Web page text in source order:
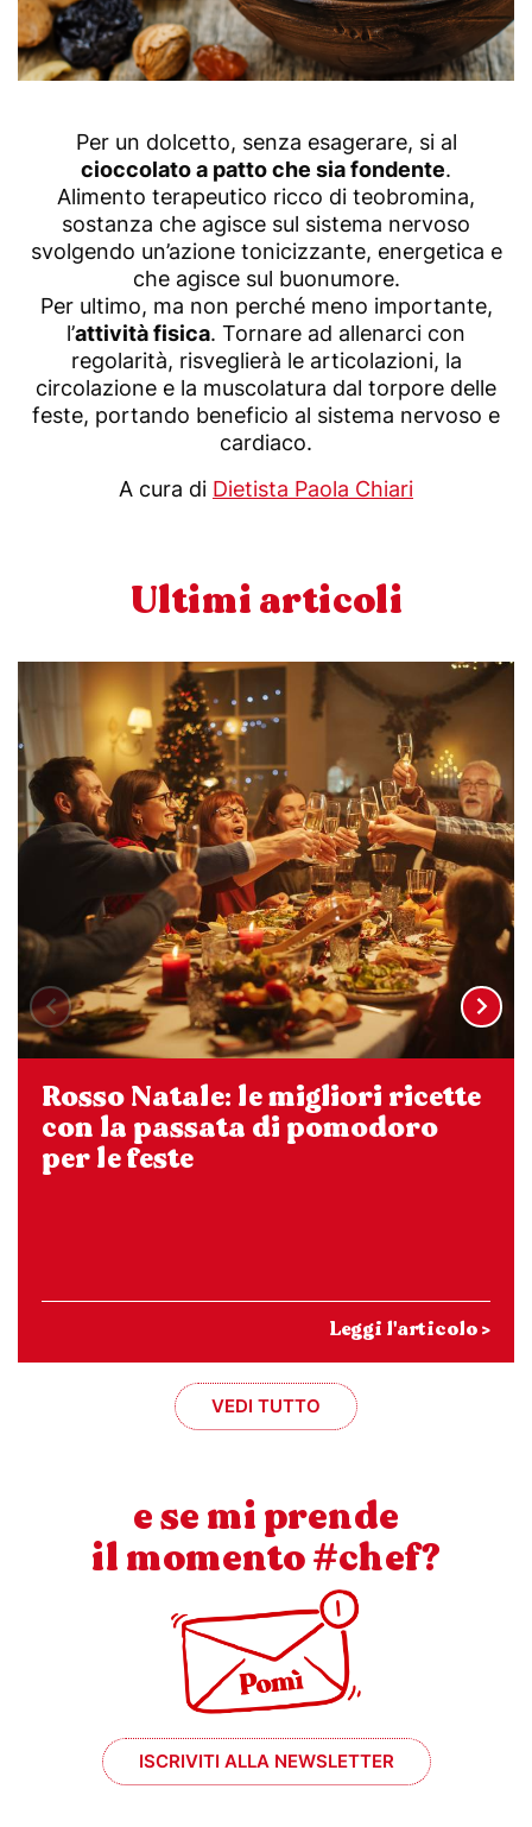
Per un dolcetto, senza esagerare, si al
cioccolato a patto che sia fondente.
Alimento terapeutico ricco di teobromina,
sostanza che agisce sul sistema nervoso
svolgendo un’azione tonicizzante, energetica e
che agisce sul buonumore.
Per ultimo, ma non perché meno importante,
l’attività fisica. Tornare ad allenarci con
regolarità, risveglierà le articolazioni, la
circolazione e la muscolatura dal torpore delle
feste, portando beneficio al sistema nervoso e
cardiaco.
A cura di Dietista Paola Chiari
Ultimi articoli
Rosso Natale: le migliori ricette
con la passata di pomodoro
per le feste
Leggi l'articolo >
VEDI TUTTO
e se mi prende
il momento #chef?
ISCRIVITI ALLA NEWSLETTER